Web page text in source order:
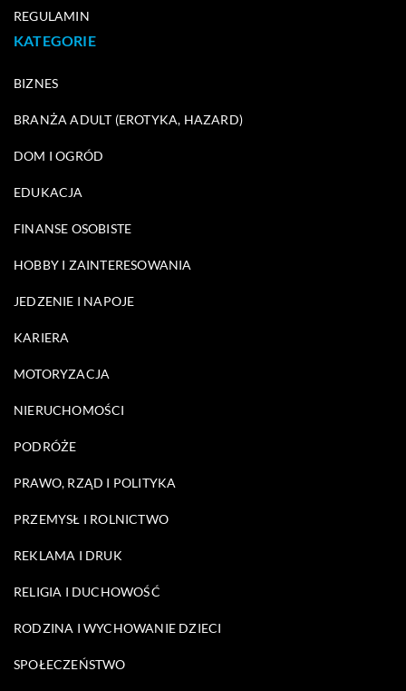
REGULAMIN
KATEGORIE
BIZNES
BRANŻA ADULT (EROTYKA, HAZARD)
DOM I OGRÓD
EDUKACJA
FINANSE OSOBISTE
HOBBY I ZAINTERESOWANIA
JEDZENIE I NAPOJE
KARIERA
MOTORYZACJA
NIERUCHOMOŚCI
PODRÓŻE
PRAWO, RZĄD I POLITYKA
PRZEMYSŁ I ROLNICTWO
REKLAMA I DRUK
RELIGIA I DUCHOWOŚĆ
RODZINA I WYCHOWANIE DZIECI
SPOŁECZEŃSTWO